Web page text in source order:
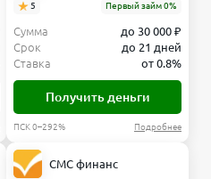
5 Первый займ 0%
Сумма
до 30 000 ₽
Срок
до 21 дней
Ставка
от 0.8%
Получить деньги
ПСК 0–292% Подробнее
СМС финанс